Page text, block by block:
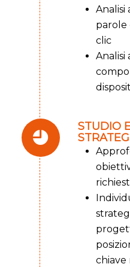
parole
clic
Analisi
STUDIO
chiave